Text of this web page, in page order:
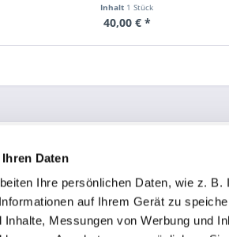
Daten
Ihre persönlichen Daten, wie z. B.
auf Ihrem Gerät zu
Messungen von Werbung und
Inhalt 1 Stück
40,00 € *
Datenschutz
Impressum
Vertrag